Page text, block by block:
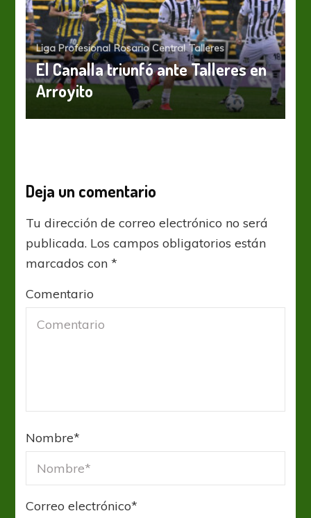
Liga Profesional Rosario Central Talleres
El Canalla triunfó ante Talleres en
Arroyito
Deja un comentario
Tu dirección de correo electrónico no será
publicada. Los campos obligatorios están
marcados con*
Comentario
Nombre*
Correo electrónico*